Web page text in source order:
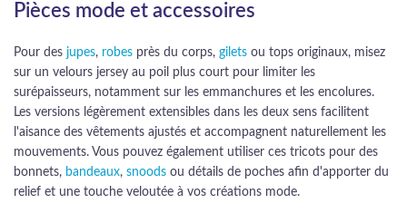
Pièces mode et accessoires
Pour des jupes, robes près du corps, gilets ou tops originaux, misez
sur un velours jersey au poil plus court pour limiter les
surépaisseurs, notamment sur les emmanchures et les encolures.
Les versions légèrement extensibles dans les deux sens facilitent
l'aisance des vêtements ajustés et accompagnent naturellement les
mouvements. Vous pouvez également utiliser ces tricots pour des
bonnets, bandeaux, snoods ou détails de poches afin d'apporter du
relief et une touche veloutée à vos créations mode.